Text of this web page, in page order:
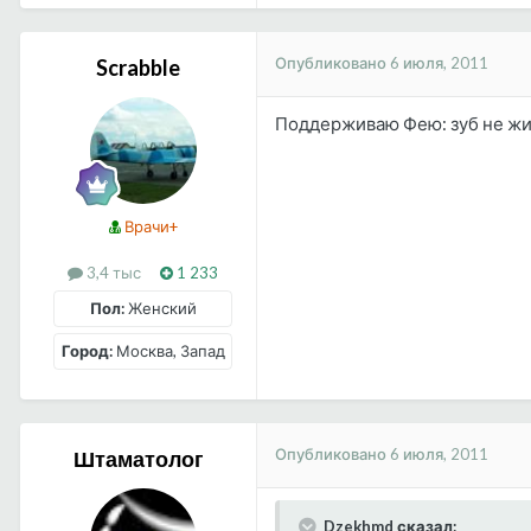
Scrabble
Врачи+
3,4 тыс
1 233
Пол:Женский
Город:Москва, Запад
Опубликовано 6 июля, 2011
Поддерживаю Фею: зуб не
Штаматолог Опубликовано 6 июля, 2011
Dzekhmd сказал: